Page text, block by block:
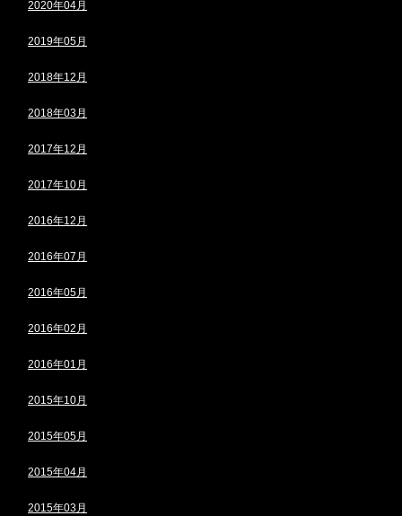
2020年04月
2019年05月
2018年12月
2018年03月
2017年12月
2017年10月
2016年12月
2016年07月
2016年05月
2016年02月
2016年01月
2015年10月
2015年05月
2015年04月
2015年03月